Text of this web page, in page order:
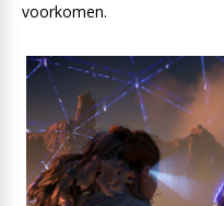
voorkomen.